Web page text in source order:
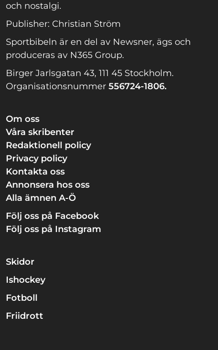
och nostalgi.
Publisher: Christian Ström
Sportbibeln är en del av Newsner, ägs och
produceras av N365 Group.
Birger Jarlsgatan 43, 111 45 Stockholm.
Organisationsnummer 556724-1806.
Om oss
Våra skribenter
Redaktionell policy
Privacy policy
Kontakta oss
Annonsera hos oss
Alla ämnen A-Ö
Följ oss på Facebook
Följ oss på Instagram
Skidor
Ishockey
Fotboll
Friidrott